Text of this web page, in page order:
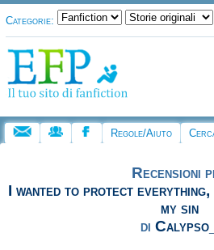
Categorie:
Regole/Aiuto
Recensioni
I wanted to protect
my sin
diCalypso_